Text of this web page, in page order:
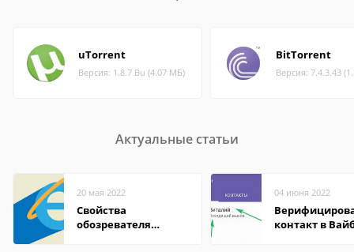
uTorrent
Версия: 1.8.7 Bu (4.07 МБ)
BitTorrent
Версия: 7.4.3.43
Актуальные статьи
20 мая 2022
Свойства
обозревателя
04 июня 2022
контакт в